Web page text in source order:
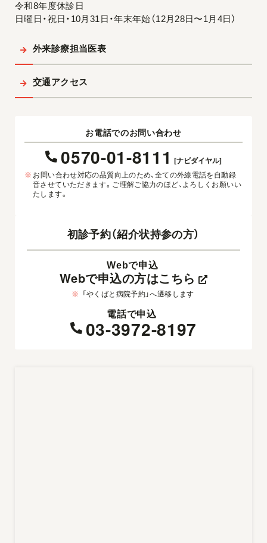
令和8年度休診日
日曜日・祝日・10月31日・年末年始（12月28日〜1月4日）
外来診療担当医表
交通アクセス
お電話でのお問い合わせ
0570-01-8111 [ナビダイヤル]
※ お問い合わせ対応の品質向上のため、全ての外線電話を自動録
音させていただきます。ご理解ご協力のほど、よろしくお願いい
たします。
初診予約（紹介状持参の方）
Webで申込
Webで申込の方はこちら
※ 「やくばと病院予約」へ遷移します
電話で申込
03-3972-8197